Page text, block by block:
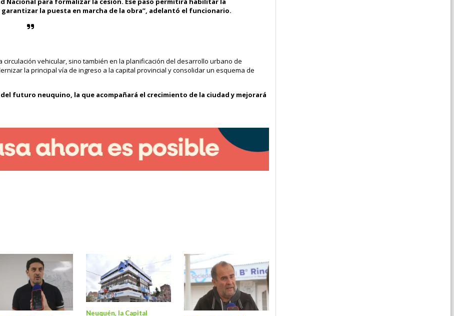
la puesta en marcha de la obra”, adelantó el funcionario.
vehicular, sino también en la planificación del desarrollo urbano de
la principal vía de ingreso a la capital provincial y consolidar un esquema de
futuro neuquino, la que acompañará el crecimiento de la ciudad y mejorará
Neuquén, la Capital